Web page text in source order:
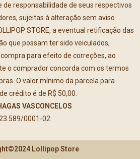
responsabilidade de seus respectivos
sujeitas à alteração sem aviso
STORE, a eventual retificação das
que possam ter sido veiculados,
para efeito de correções, ao
o comprador concorda com os termos
O valor mínimo da parcela para
crédito é de R$ 50,00.
VASCONCELOS
0001-02.
Lollipop Store